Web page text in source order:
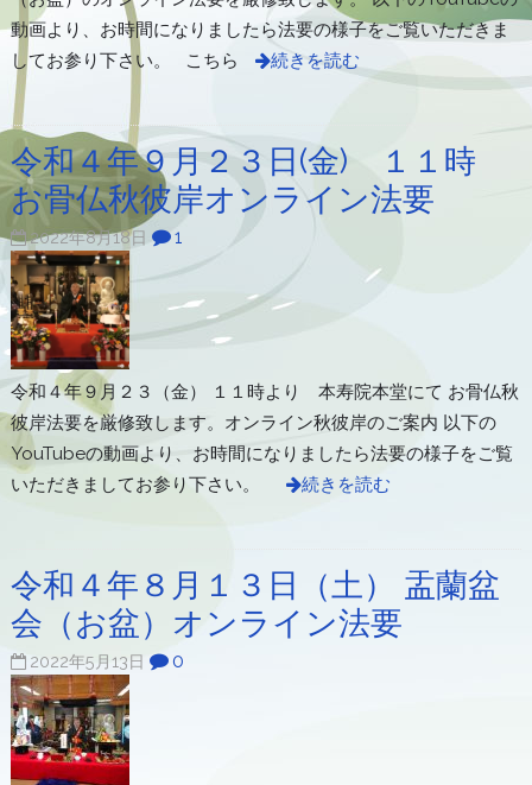
動画より、お時間になりましたら法要の様子をご覧いただきま
してお参り下さい。 こちら
続きを読む
令和４年９月２３日(金) １１時
お骨仏秋彼岸オンライン法要
2022年8月18日 1
令和４年９月２３（金） １１時より 本寿院本堂にて お骨仏秋
彼岸法要を厳修致します。オンライン秋彼岸のご案内 以下の
YouTubeの動画より、お時間になりましたら法要の様子をご覧
いただきましてお参り下さい。
続きを読む
令和４年８月１３日（土） 盂蘭盆
会（お盆）オンライン法要
2022年5月13日 0